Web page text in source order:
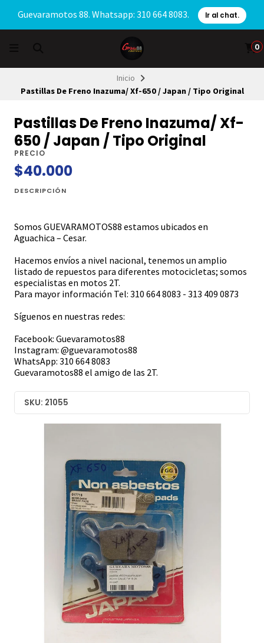
Guevaramotos 88. Whatsapp: 310 664 8083. Ir al chat.
0
Inicio
Pastillas De Freno Inazuma/ Xf-650 / Japan / Tipo Original
Pastillas De Freno Inazuma/ Xf-
650 / Japan / Tipo Original
PRECIO
$40.000
DESCRIPCIÓN
Somos GUEVARAMOTOS88 estamos ubicados en
Aguachica – Cesar.
Hacemos envíos a nivel nacional, tenemos un amplio
listado de repuestos para diferentes motocicletas; somos
especialistas en motos 2T.
Para mayor información Tel: 310 664 8083 - 313 409 0873
Síguenos en nuestras redes:
Facebook: Guevaramotos88
Instagram: @guevaramotos88
WhatsApp: 310 664 8083
Guevaramotos88 el amigo de las 2T.
SKU: 21055